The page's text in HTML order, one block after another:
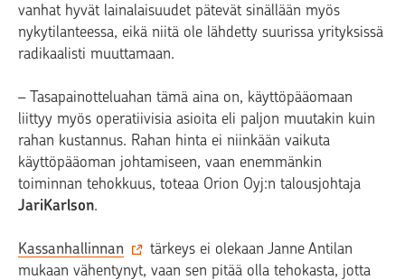
vanhat hyvät lainalaisuudet pätevät sinällään myös
nykytilanteessa, eikä niitä ole lähdetty suurissa yrityksissä
radikaalisti muuttamaan.
– Tasapainotteluahan tämä aina on, käyttöpääomaan
liittyy myös operatiivisia asioita eli paljon muutakin kuin
rahan kustannus. Rahan hinta ei niinkään vaikuta
käyttöpääoman johtamiseen, vaan enemmänkin
toiminnan tehokkuus, toteaa Orion Oyj:n talousjohtaja
JariKarlson.
Kassanhallinnan
tärkeys ei olekaan Janne Antilan
mukaan vähentynyt, vaan sen pitää olla tehokasta, jotta